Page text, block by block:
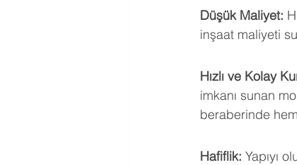
Düşük Maliyet:
inşaat maliyeti
Hızlı ve Kolay
imkanı sunan
beraberinde
Hafiflik: Yapıyı